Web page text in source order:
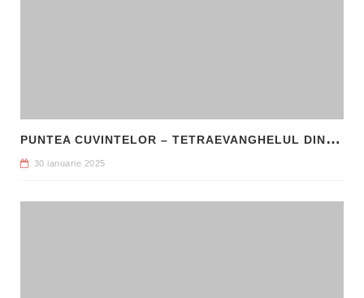
P
UNTEA CUVINTELOR – TETRAEVANGHELUL DIN 1561 ȘI NAȘTEREA LIMBII ROMÂNE LITERARE
30 ianuarie 2025